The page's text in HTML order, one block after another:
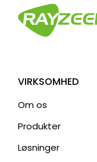
VIRKSOMHED
Om os
Produkter
Løsninger